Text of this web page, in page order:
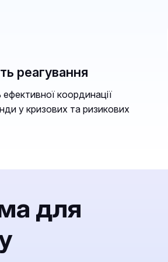
реагування
ефективної координації
у кризових та ризикових
для